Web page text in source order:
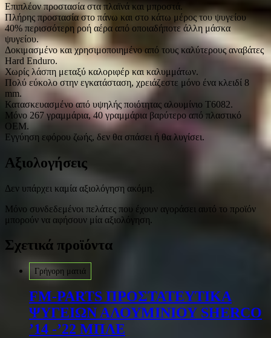
Επιπλέον προστασία στα πλαϊνά και μπροστά.
Πλήρης προστασία στο πάνω και στο κάτω μέρος του ψυγείου
40% περισσότερη ροή αέρα από οποιαδήποτε άλλη μάσκα
ψυγείου.
Δοκιμασμένο και χρησιμοποιημένο από τους καλύτερους αναβάτες
Hard Enduro.
Χωρίς λάσπη μεταξύ καλοριφέρ και καλυμμάτων.
Πολύ εύκολο στην εγκατάσταση, χρειάζεστε μόνο ένα κλειδί 8
mm.
Κατασκευασμένο από υψηλής ποιότητας αλουμίνιο T6082.
Μόνο 267 γραμμάρια, 40 γραμμάρια βαρύτερο από πλαστικό
OEM.
Εγγύηση εφόρου ζωής, δεν θα σπάσει ή θα λυγίσει.
Αξιολογήσεις
Δεν υπάρχει καμία αξιολόγηση ακόμη.
Μόνο συνδεδεμένοι πελάτες που έχουν αγοράσει αυτό το προϊόν
μπορούν να αφήσουν μία αξιολόγηση.
Σχετικά προϊόντα
Γρήγορη ματιά
FM-PARTS ΠΡΟΣΤΑΤΕΥΤΙΚΑ
ΨΥΓΕΙΩΝ ΑΛΟΥΜΙΝΙΟΥ SHERCO
’14 -’22 ΜΠΛΕ